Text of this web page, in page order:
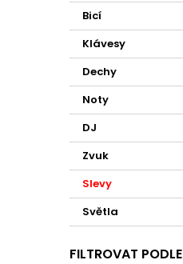
Bicí
Klávesy
Dechy
Noty
DJ
Zvuk
Slevy
Světla
FILTROVAT PODLE